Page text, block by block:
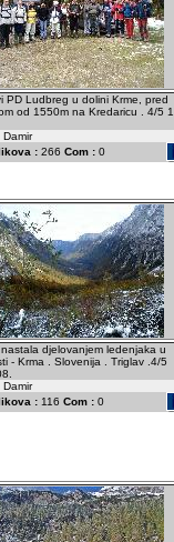
PD Ludbreg u dolini Krme, pred
od 1550m na Kredaricu . 4/5
:266 Com :0
djelovanjem ledenjaka u
- Krma . Slovenija . Triglav .4/5
:116 Com :0